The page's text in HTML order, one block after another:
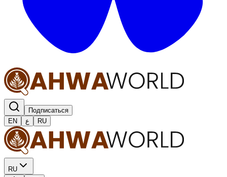
Подписаться
EN
ع RU
RU